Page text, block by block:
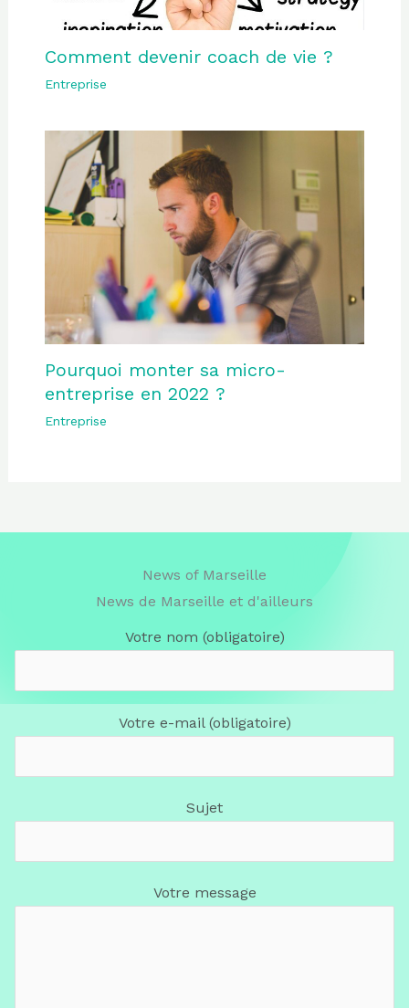
Comment devenir coach de vie ?
Entreprise
Pourquoi monter sa micro-
entreprise en 2022 ?
Entreprise
News of Marseille
News de Marseille et d'ailleurs
Votre nom (obligatoire)
Votre e-mail (obligatoire)
Sujet
Votre message